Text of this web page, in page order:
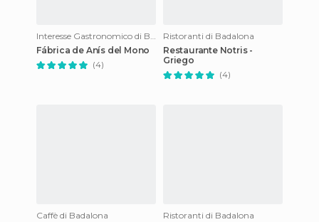
Interesse Gastronomico di Badalona
Fábrica de Anís del Mono
(4)
Ristoranti di Badalona
Restaurante Notris -
Griego
(4)
Caffè di Badalona
Ristoranti di Badalona